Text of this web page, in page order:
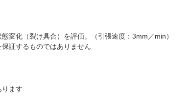
変化（裂け具合）を評価。（引張速度：3mm／min）
証するものではありません
ます